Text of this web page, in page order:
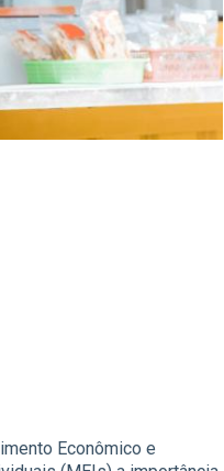
Econômico e